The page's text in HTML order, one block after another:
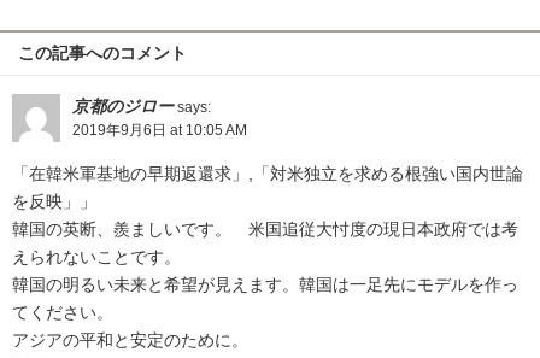
この記事へのコメント
京都のジロー says:
2019年9月6日 at 10:05 AM
「在韓米軍基地の早期返還求」,「対米独立を求める根強い国内世論
を反映」」
韓国の英断、羨ましいです。 米国追従大忖度の現日本政府では考
えられないことです。
韓国の明るい未来と希望が見えます。韓国は一足先にモデルを作っ
てください。
アジアの平和と安定のために。